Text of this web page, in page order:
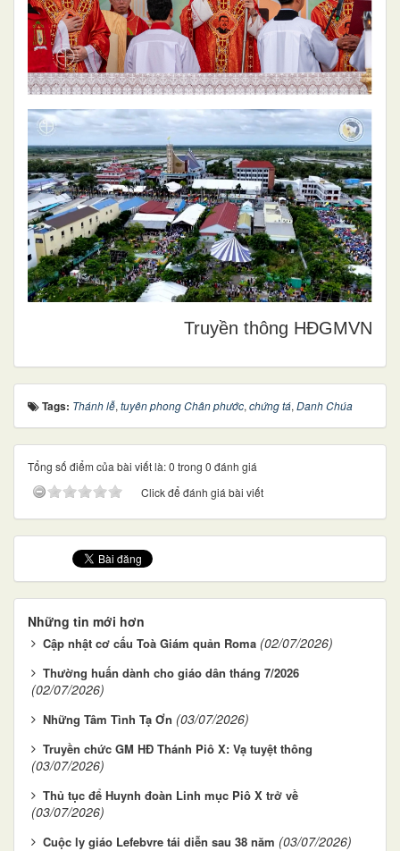
Truyền thông HĐGMVN
Tags: Thánh lễ, tuyên phong Chân phước, chứng tá, Danh Chúa
Tổng số điểm của bài viết là: 0 trong 0 đánh giá
Click để đánh giá bài viết
Những tin mới hơn
Cập nhật cơ cấu Toà Giám quản Roma (02/07/2026)
Thường huấn dành cho giáo dân tháng 7/2026
(02/07/2026)
Những Tâm Tình Tạ Ơn (03/07/2026)
Truyền chức GM HĐ Thánh Piô X: Vạ tuyệt thông
(03/07/2026)
Thủ tục để Huynh đoàn Linh mục Piô X trở về
(03/07/2026)
Cuộc ly giáo Lefebvre tái diễn sau 38 năm (03/07/2026)